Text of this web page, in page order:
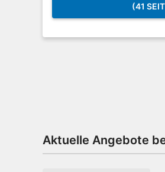
(41
Aktuelle Angebote